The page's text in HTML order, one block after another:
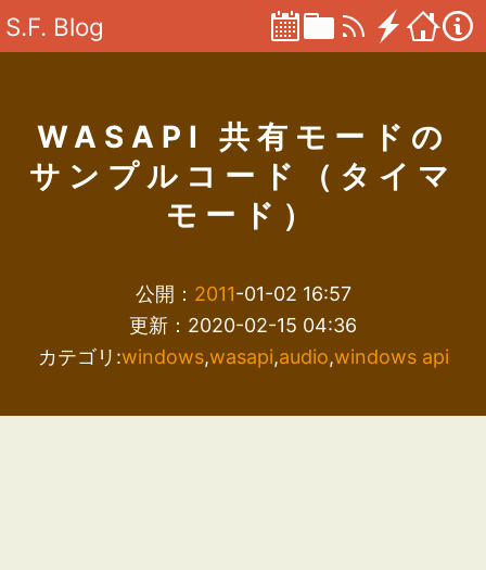
S.F. Blog
WASAPI 共有モードの
サンプルコード（タイマ
モード）
公開： 2011-01-02 16:57
更新：2020-02-15 04:36
カテゴリ:windows,wasapi,audio,windows api